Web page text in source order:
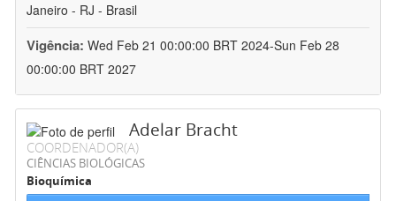
Janeiro - RJ - Brasil
Vigência: Wed Feb 21 00:00:00 BRT 2024-Sun Feb 28
00:00:00 BRT 2027
Adelar Bracht
COORDENADOR(A)
CIÊNCIAS BIOLÓGICAS
Bioquímica